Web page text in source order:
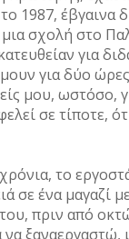
1987, έβγαινα
μια σχολή στο
για
για δύο
μου, ωστόσο,
σε τίποτε,
το
σε ένα μαγαζί
πριν από
ξαναεργαστώ,